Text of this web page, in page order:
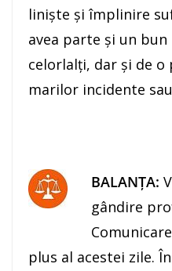
linişte şi împlinire
avea parte şi un
celorlalţi, dar şi de
marilor incidente
BALANŢA:
gândire
plus al acestei zile.